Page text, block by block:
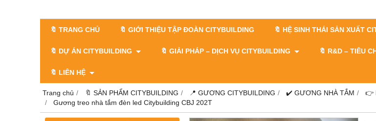
🔖 TRANG CHỦ 🔖 GIỚI THIỆU TẬP ĐOÀN CITYBUILDING 🔖 HỆ SINH THÁI SẢN XUẤT
🔖 DỰ ÁN CITYBUILDING 🔖 GIẢI PHÁP – DỊCH VỤ CITYBUILDING 🔖​​​​​​​ R&D – TIÊU
🔖 LIÊN HỆ
Trang chủ 🔖 SẢN PHẨM CITYBUILDING 📍 GƯƠNG CITYBUILDING ✔️ GƯƠNG NHÀ TẮM 👉
Gương treo nhà tắm đèn led Citybuilding CBJ 202T